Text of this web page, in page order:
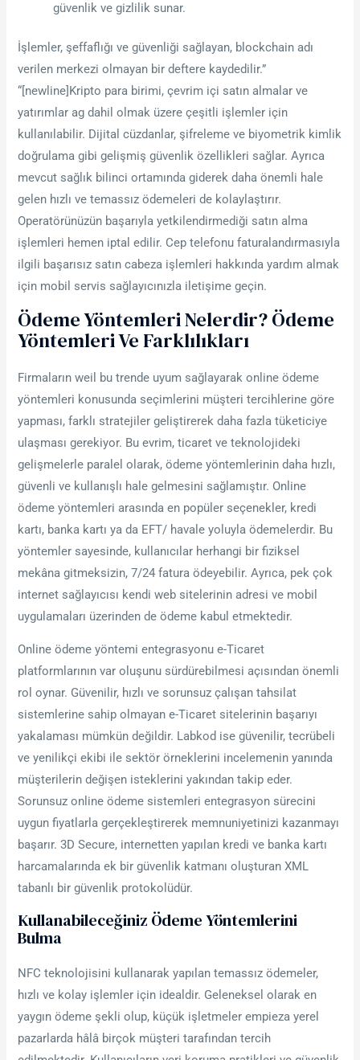
güvenlik ve gizlilik sunar.
İşlemler, şeffaflığı ve güvenliği sağlayan, blockchain adı
verilen merkezi olmayan bir deftere kaydedilir.”
“[newline]Kripto para birimi, çevrim içi satın almalar ve
yatırımlar ag dahil olmak üzere çeşitli işlemler için
kullanılabilir. Dijital cüzdanlar, şifreleme ve biyometrik kimlik
doğrulama gibi gelişmiş güvenlik özellikleri sağlar. Ayrıca
mevcut sağlık bilinci ortamında giderek daha önemli hale
gelen hızlı ve temassız ödemeleri de kolaylaştırır.
Operatörünüzün başarıyla yetkilendirmediği satın alma
işlemleri hemen iptal edilir. Cep telefonu faturalandırmasıyla
ilgili başarısız satın cabeza işlemleri hakkında yardım almak
için mobil servis sağlayıcınızla iletişime geçin.
Ödeme Yöntemleri Nelerdir? Ödeme
Yöntemleri Ve Farklılıkları
Firmaların weil bu trende uyum sağlayarak online ödeme
yöntemleri konusunda seçimlerini müşteri tercihlerine göre
yapması, farklı stratejiler geliştirerek daha fazla tüketiciye
ulaşması gerekiyor. Bu evrim, ticaret ve teknolojideki
gelişmelerle paralel olarak, ödeme yöntemlerinin daha hızlı,
güvenli ve kullanışlı hale gelmesini sağlamıştır. Online
ödeme yöntemleri arasında en popüler seçenekler, kredi
kartı, banka kartı ya da EFT/ havale yoluyla ödemelerdir. Bu
yöntemler sayesinde, kullanıcılar herhangi bir fiziksel
mekâna gitmeksizin, 7/24 fatura ödeyebilir. Ayrıca, pek çok
internet sağlayıcısı kendi web sitelerinin adresi ve mobil
uygulamaları üzerinden de ödeme kabul etmektedir.
Online ödeme yöntemi entegrasyonu e-Ticaret
platformlarının var oluşunu sürdürebilmesi açısından önemli
rol oynar. Güvenilir, hızlı ve sorunsuz çalışan tahsilat
sistemlerine sahip olmayan e-Ticaret sitelerinin başarıyı
yakalaması mümkün değildir. Labkod ise güvenilir, tecrübeli
ve yenilikçi ekibi ile sektör örneklerini incelemenin yanında
müşterilerin değişen isteklerini yakından takip eder.
Sorunsuz online ödeme sistemleri entegrasyon sürecini
uygun fiyatlarla gerçekleştirerek memnuniyetinizi kazanmayı
başarır. 3D Secure, internetten yapılan kredi ve banka kartı
harcamalarında ek bir güvenlik katmanı oluşturan XML
tabanlı bir güvenlik protokolüdür.
Kullanabileceğiniz Ödeme Yöntemlerini
Bulma
NFC teknolojisini kullanarak yapılan temassız ödemeler,
hızlı ve kolay işlemler için idealdir. Geleneksel olarak en
yaygın ödeme şekli olup, küçük işletmeler empieza yerel
pazarlarda hâlâ birçok müşteri tarafından tercih